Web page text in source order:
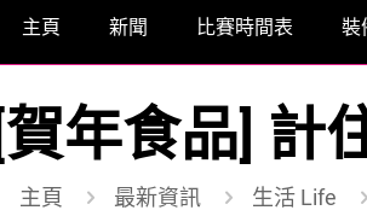
主頁 新聞 比賽時間表 裝
[賀年食品] 計
主頁 最新資訊 生活 Life